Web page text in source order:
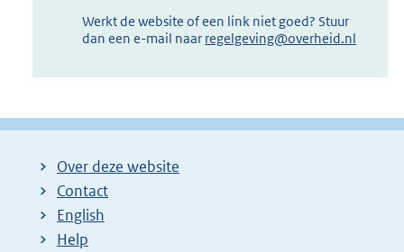
Werkt de website of een link niet goed? Stuur
dan een e-mail naar regelgeving@overheid.nl
Over deze website
Contact
English
Help